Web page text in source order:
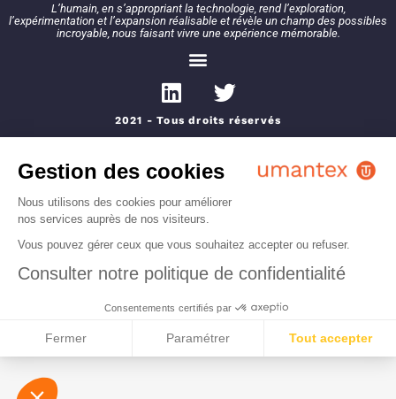
L’humain, en s’appropriant la technologie, rend l’exploration,
l’expérimentation et l’expansion réalisable et révèle un champ des possibles
incroyable, nous faisant vivre une expérience mémorable.
2021 - Tous droits réservés
Gestion des cookies
Nous utilisons des cookies pour améliorer
nos services auprès de nos visiteurs.
Vous pouvez gérer ceux que vous souhaitez accepter ou refuser.
Consulter notre politique de confidentialité
Consentements certifiés par
Fermer Paramétrer Tout accepter